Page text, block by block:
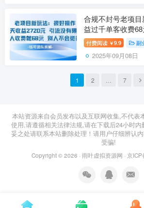
合规不封号老项
益过千单客收费
付费阅读 ￥9.9 副
2025年09月08日
1 2 7
本站资源来自会员发布以及互联网收集,不代表
使用,请遵循相关法律法规,请在下载后24小时
妥之处请联系本站删除处理！请用户仔细辨认
受骗!
Copyright © 2026 · 雨叶虚拟资源网 · 京